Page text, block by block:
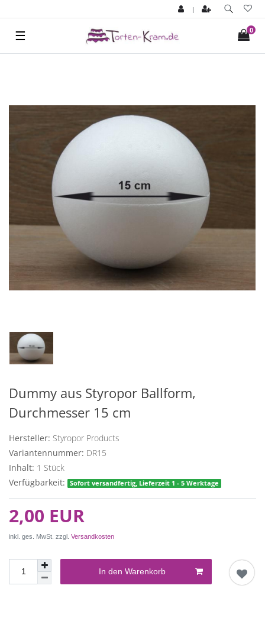
|
0
☰
Dummy aus Styropor Ballform,
Durchmesser 15 cm
Hersteller: Styropor Products
Variantennummer: DR15
Inhalt: 1 Stück
Verfügbarkeit:
Sofort versandfertig, Lieferzeit 1 - 5 Werktage
2,00 EUR
inkl. ges. MwSt. zzgl. Versandkosten
In den Warenkorb